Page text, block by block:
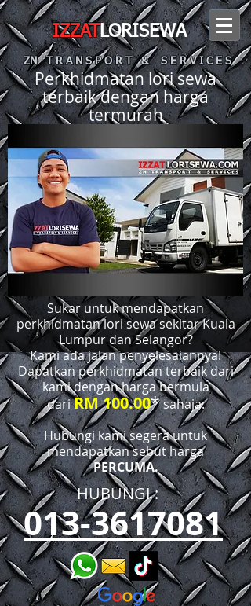
IZZATLORISEWA
ZN T R A N S P O R T & S E R V I C E S
Perkhidmatan lori sewa
terbaik dengan harga
termurah
Sukar untuk mendapatkan
perkhidmatan lori sewa sekitar Kuala
Lumpur dan Selangor?
Kami ada jalan penyelesaiannya!
Dapatkan perkhidmatan terbaik dari
kami dengan harga bermula
dariRM 100.00*sahaja.
Hubungi kami segera untuk
mendapatkan sebut harga
PERCUMA.
HUBUNGI :​​
013-3617081